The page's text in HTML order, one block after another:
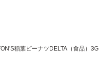
稲葉ピーナツ DELTA（食品）